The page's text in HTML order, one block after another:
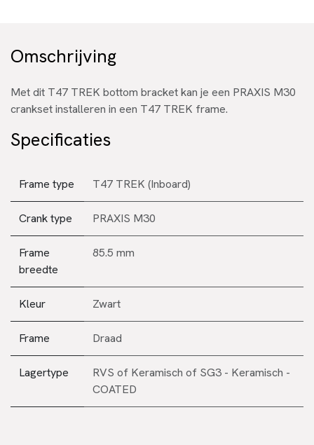
Omschrijving
Met dit T47 TREK bottom bracket kan je een PRAXIS M30
crankset installeren in een T47 TREK frame.
Specificaties
Frame type T47 TREK (Inboard)
Crank type PRAXIS M30
Frame
breedte
85.5 mm
Kleur Zwart
Frame Draad
Lagertype RVS of Keramisch of SG3 - Keramisch -
COATED